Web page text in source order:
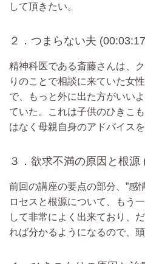
して頂きたい。
２．つまらない夫
精神科医である斎藤さんは、
りのことで相談に来ていた女
で、もっと外に出た方がいい
ていた。これは子供のひきこ
はなく母親自身のアドバイスを
３．欲求不満の原因と根源
前回の講座の要点の部分、”感
ロセスと根源について、もう
して非常によく出来ており、
れば分かるようになるので、